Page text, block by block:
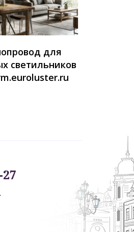
для
светильников